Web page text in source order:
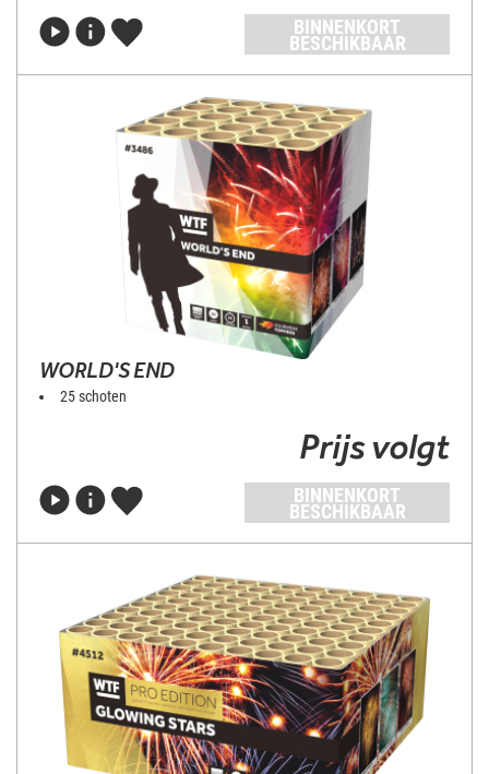
BINNENKORT
BESCHIKBAAR
WORLD'S END
25 schoten
Prijs volgt
BINNENKORT
BESCHIKBAAR